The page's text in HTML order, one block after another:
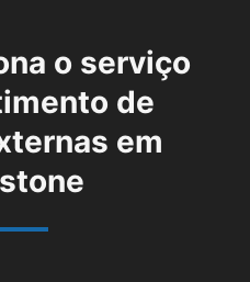
o serviço
de
em